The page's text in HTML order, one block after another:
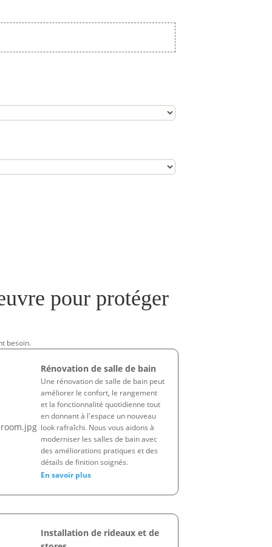
pour protéger
besoin.
Rénovation de salle de bain
Une rénovation de salle de bain peut
améliorer le confort, le rangement
et la fonctionnalité quotidienne tout
en donnant à l'espace un nouveau
look rafraîchi. Nous vous aidons à
moderniser les salles de bain avec
des améliorations pratiques et des
détails de finition soignés.
En savoir plus
Installation de rideaux et de